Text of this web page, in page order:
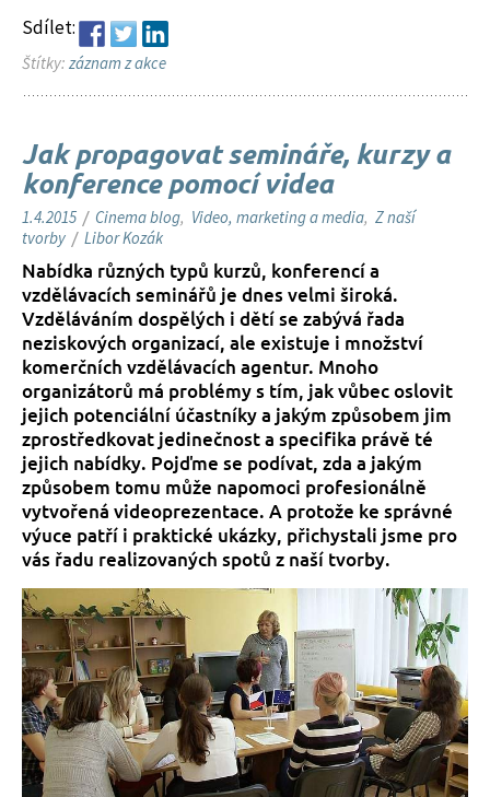
Sdílet:
Štítky: záznam z akce
Jak propagovat semináře, kurzy a
konference pomocí videa
1.4.2015 / Cinema blog, Video, marketing a media, Z naší
tvorby / Libor Kozák
Nabídka různých typů kurzů, konferencí a
vzdělávacích seminářů je dnes velmi široká.
Vzděláváním dospělých i dětí se zabývá řada
neziskových organizací, ale existuje i množství
komerčních vzdělávacích agentur. Mnoho
organizátorů má problémy s tím, jak vůbec oslovit
jejich potenciální účastníky a jakým způsobem jim
zprostředkovat jedinečnost a specifika právě té
jejich nabídky. Pojďme se podívat, zda a jakým
způsobem tomu může napomoci profesionálně
vytvořená videoprezentace. A protože ke správné
výuce patří i praktické ukázky, přichystali jsme pro
vás řadu realizovaných spotů z naší tvorby.